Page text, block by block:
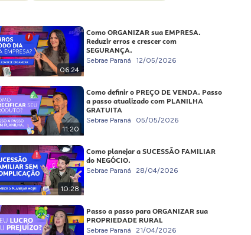
06:24
Como ORGANIZAR sua EMPRESA.
Reduzir erros e crescer com
SEGURANÇA.
Sebrae Paraná 12/05/2026
11:20
Como definir o PREÇO DE VENDA. Passo
a passo atualizado com PLANILHA
GRATUITA
Sebrae Paraná 05/05/2026
10:28
Como planejar a SUCESSÃO FAMILIAR
do NEGÓCIO.
Sebrae Paraná 28/04/2026
Passo a passo para ORGANIZAR sua
PROPRIEDADE RURAL
Sebrae Paraná 21/04/2026